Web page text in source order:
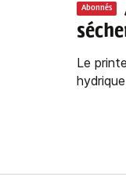
Abonnés
Le